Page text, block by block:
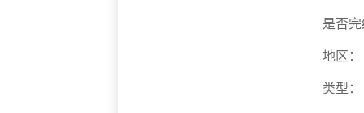
是否
地区：
类型：